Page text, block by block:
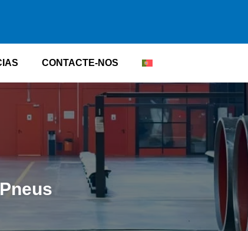
CONTACTE-NOS